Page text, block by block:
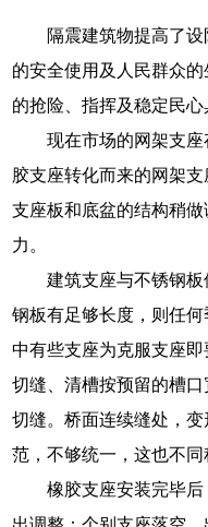
隔震建筑物提高了
的安全使用及人民群众
的抢险、指挥及稳定民心
现在市场的网架支
胶支座转化而来的网架
支座板和底盆的结构稍
力。
建筑支座与不锈钢
钢板有足够长度，则任
中有些支座为克服支座
切缝、清槽按预留的槽
切缝。桥面连续缝处，
范，不够统一，这也不同
橡胶支座安装完毕